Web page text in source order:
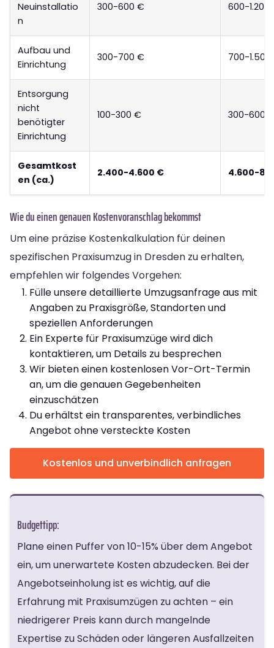
Neuinstallatio
n
300-600 € 600-1.200
Aufbau und
Einrichtung
300-700 € 700-
Entsorgung
nicht
benötigter
Einrichtung
100-300 € 300-600
Gesamtkost
en (ca.)
2.400-4.600 € 4.600-
Wie du einen genauen Kostenvoranschlag bekommst
Um eine präzise Kostenkalkulation für deinen
spezifischen Praxisumzug in Dresden zu erhalten,
empfehlen wir folgendes Vorgehen:
Fülle unsere detaillierte Umzugsanfrage aus mit
Angaben zu Praxisgröße, Standorten und
speziellen Anforderungen
Ein Experte für Praxisumzüge wird dich
kontaktieren, um Details zu besprechen
Wir bieten einen kostenlosen Vor-Ort-Termin
an, um die genauen Gegebenheiten
einzuschätzen
Du erhältst ein transparentes, verbindliches
Angebot ohne versteckte Kosten
Kostenlos und unverbindlich anfragen
Budgettipp:
Plane einen Puffer von 10-15% über dem Angebot
ein, um unerwartete Kosten abzudecken. Bei der
Angebotseinholung ist es wichtig, auf die
Erfahrung mit Praxisumzügen zu achten – ein
niedrigerer Preis kann durch mangelnde
Expertise zu Schäden oder längeren Ausfallzeiten